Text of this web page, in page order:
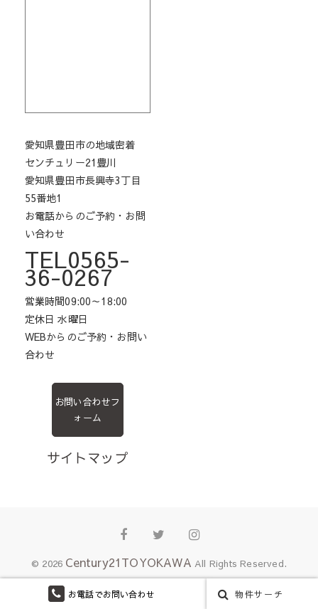
お電話でお問い合わせ 物件サーチ
愛知県豊田市の地域密着
センチュリー21豊川
愛知県豊田市長興寺3丁目
55番地1
お電話からのご予約・お問
い合わせ
TEL0565-
36-0267
営業時間09:00～18:00
定休日 水曜日
WEBからのご予約・お問い
合わせ
お問い合わせフ
ォーム
サイトマップ
FacebookTwitterInstagram
© 2026 Century21TOYOKAWA All Rights Reserved.